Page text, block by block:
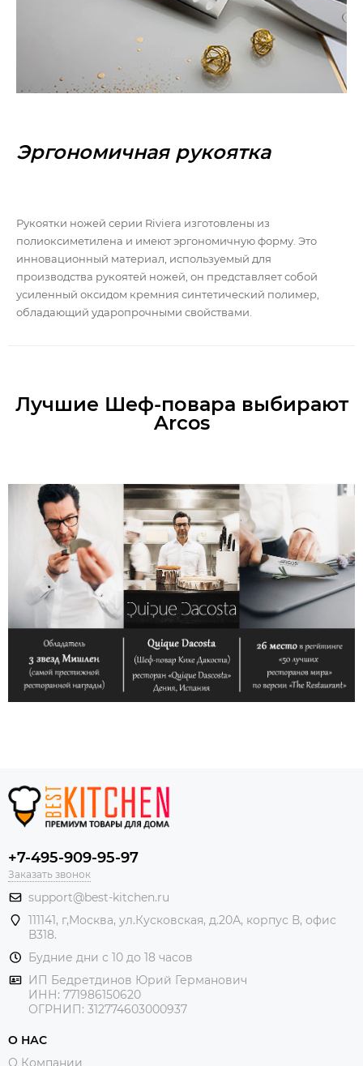
Эргономичная рукоятка
Рукоятки ножей серии Riviera изготовлены из
полиоксиметилена и имеют эргономичную форму. Это
инновационный материал, используемый для
производства рукоятей ножей, он представляет собой
усиленный оксидом кремния синтетический полимер,
обладающий ударопрочными свойствами.
Лучшие Шеф-повара выбирают
Arcos
+7-495-909-95-97
Заказать звонок
support@best-kitchen.ru
111141, г,Москва, ул.Кусковская, д.20А, корпус В, офис
В318.
Будние дни с 10 до 18 часов
ИП Бедретдинов Юрий Германович
ИНН: 771986150620
ОГРНИП: 312774603000937
О НАС
О Компании